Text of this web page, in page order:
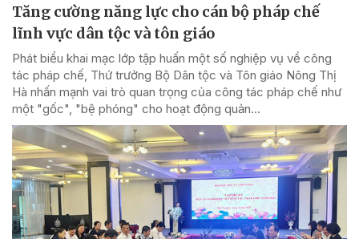
Tăng cường năng lực cho cán bộ pháp chế
lĩnh vực dân tộc và tôn giáo
Phát biểu khai mạc lớp tập huấn một số nghiệp vụ về công
tác pháp chế, Thứ trưởng Bộ Dân tộc và Tôn giáo Nông Thị
Hà nhấn mạnh vai trò quan trọng của công tác pháp chế như
một "gốc", "bệ phóng" cho hoạt động quản...